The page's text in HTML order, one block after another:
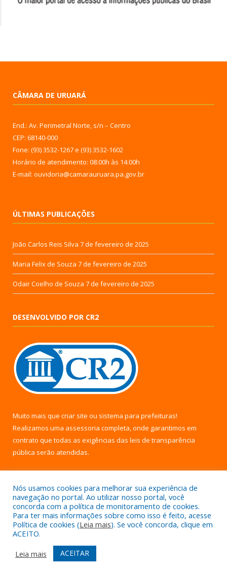
CÂMARA DE URUARÁ
End.: Av. Perimetral Norte, s/n – Centro
CEP: 68140-000
Fone: (93) 3532-1267 e (93) 3532-1602
Horário de atendimento: 08:00h às 14:00h
E-mail: ouvidoria@camarauruara.pa.gov.br
ÚLTIMAS PUBLICAÇÕES
João Carlos Reis Silva 7 de fevereiro de 2025
Maria Felix de Souza 7 de fevereiro de 2025
Odair Coelho de Souza 7 de fevereiro de 2025
DESENVOLVIDO POR CR2
Muito mais que criar site ou sistema para prefeituras!
Realizamos uma assessoria completa, onde garantimos em
contrato que todas as exigências das leis de transparência
pública serão atendidas.
Todos os direitos reservados a Câmara Municipal de Uruará.
Mapa do Site
Acessar Área Administrativa
Acessar Webmail
Nós usamos cookies para melhorar sua experiência de
navegação no portal. Ao utilizar nosso portal, você
concorda com a política de monitoramento de cookies.
Para ter mais informações sobre como isso é feito, acesse
Política de cookies (Leia mais). Se você concorda, clique em
ACEITO.
Leia mais
ACEITAR